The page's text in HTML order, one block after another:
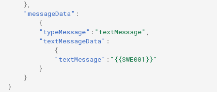
},
"messageData" :
{
"typeMessage" : "textMessage" ,
"textMessageData" :
{
"textMessage" : "{{SWE001}}"
}
}
}